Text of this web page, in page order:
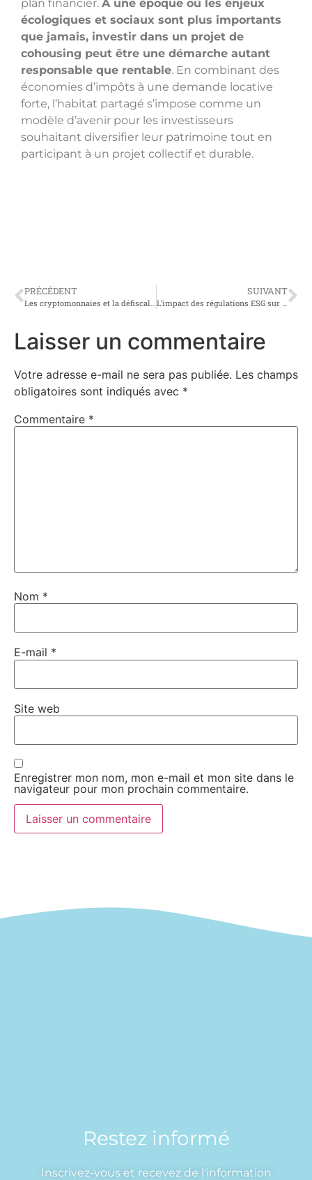
plan financier. À une époque où les enjeux
écologiques et sociaux sont plus importants
que jamais, investir dans un projet de
cohousing peut être une démarche autant
responsable que rentable. En combinant des
économies d’impôts à une demande locative
forte, l’habitat partagé s’impose comme un
modèle d’avenir pour les investisseurs
souhaitant diversifier leur patrimoine tout en
participant à un projet collectif et durable.
PRÉCÉDENT SUIVANT
Laisser un commentaire
Votre adresse e-mail ne sera pas publiée. Les champs
obligatoires sont indiqués avec *
Commentaire *
Nom *
E-mail *
Site web
Enregistrer mon nom, mon e-mail et mon site dans le
navigateur pour mon prochain commentaire.
Restez informé
Inscrivez-vous et recevez de l'information